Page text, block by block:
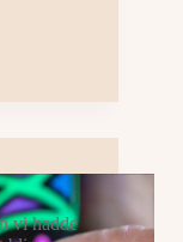
vi hadde